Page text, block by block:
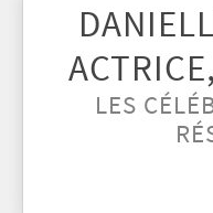
LES